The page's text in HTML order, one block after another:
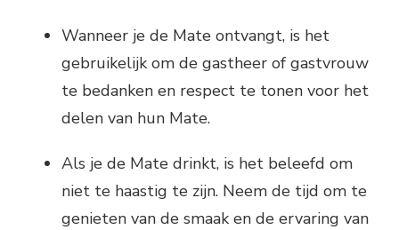
Wanneer je de Mate ontvangt, is het
gebruikelijk om de gastheer of gastvrouw
te bedanken en respect te tonen voor het
delen van hun Mate.
Als je de Mate drinkt, is het beleefd om
niet te haastig te zijn. Neem de tijd om te
genieten van de smaak en de ervaring van